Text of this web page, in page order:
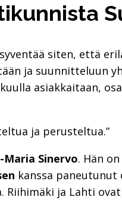
siten, että
ja suunnitteluun
asiakkaitaan,
ja perusteltua.”
Sinervo. Hän
kanssa
Riihimäki ja Lahti